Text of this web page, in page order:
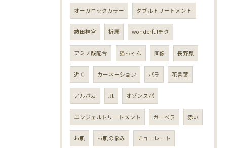
オーガニックカラー ダブルトリートメント
熱田神宮 祈願 wonderfulチタ
アミノ酸配合 猫ちゃん 画像 長野県
近く カーネーション バラ 花言葉
アルパカ 肌 オゾンスパ
エンジェルトリートメント ガーベラ 赤い
お肌 お肌の悩み チョコレート